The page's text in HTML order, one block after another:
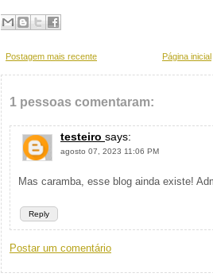
Postagem mais recente Página inicial
1 pessoas comentaram:
testeiro says:
agosto 07, 2023 11:06 PM
Reply
Mas caramba, esse blog ainda existe!
Postar um comentário